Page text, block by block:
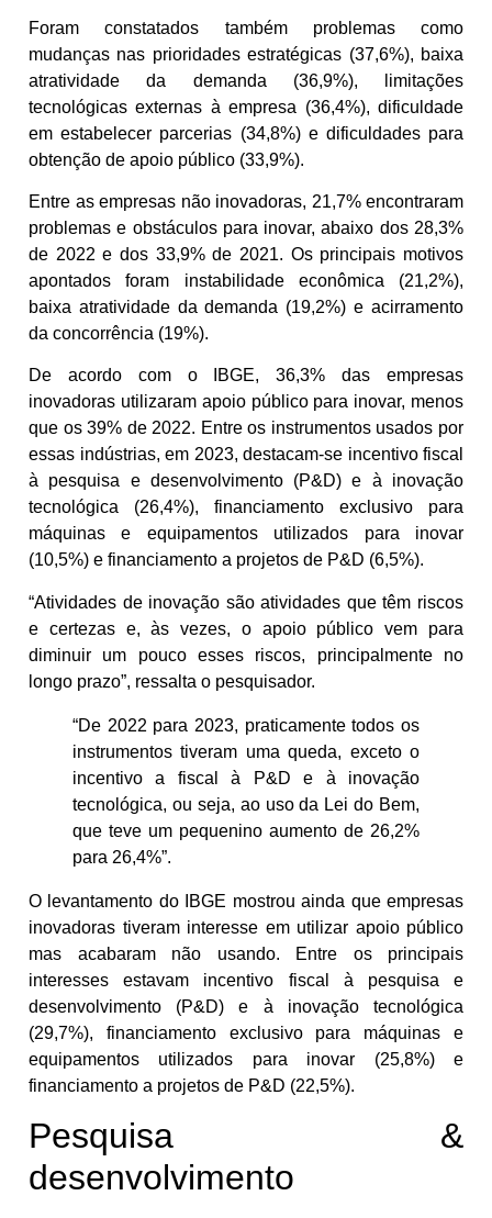
Foram constatados também problemas como
mudanças nas prioridades estratégicas (37,6%), baixa
atratividade da demanda (36,9%), limitações
tecnológicas externas à empresa (36,4%), dificuldade
em estabelecer parcerias (34,8%) e dificuldades para
obtenção de apoio público (33,9%).
Entre as empresas não inovadoras, 21,7% encontraram
problemas e obstáculos para inovar, abaixo dos 28,3%
de 2022 e dos 33,9% de 2021. Os principais motivos
apontados foram instabilidade econômica (21,2%),
baixa atratividade da demanda (19,2%) e acirramento
da concorrência (19%).
De acordo com o IBGE, 36,3% das empresas
inovadoras utilizaram apoio público para inovar, menos
que os 39% de 2022. Entre os instrumentos usados por
essas indústrias, em 2023, destacam-se incentivo fiscal
à pesquisa e desenvolvimento (P&D) e à inovação
tecnológica (26,4%), financiamento exclusivo para
máquinas e equipamentos utilizados para inovar
(10,5%) e financiamento a projetos de P&D (6,5%).
“Atividades de inovação são atividades que têm riscos
e certezas e, às vezes, o apoio público vem para
diminuir um pouco esses riscos, principalmente no
longo prazo”, ressalta o pesquisador.
“De 2022 para 2023, praticamente todos os
instrumentos tiveram uma queda, exceto o
incentivo a fiscal à P&D e à inovação
tecnológica, ou seja, ao uso da Lei do Bem,
que teve um pequenino aumento de 26,2%
para 26,4%”.
O levantamento do IBGE mostrou ainda que empresas
inovadoras tiveram interesse em utilizar apoio público
mas acabaram não usando. Entre os principais
interesses estavam incentivo fiscal à pesquisa e
desenvolvimento (P&D) e à inovação tecnológica
(29,7%), financiamento exclusivo para máquinas e
equipamentos utilizados para inovar (25,8%) e
financiamento a projetos de P&D (22,5%).
Pesquisa &
desenvolvimento